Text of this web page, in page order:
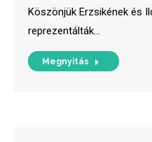
Köszönjük Erzsikének és
reprezentálták…
Megnyitás